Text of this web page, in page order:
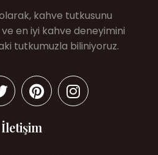
kahve tutkusunu
en iyi kahve deneyimini
tutkumuzla biliniyoruz.
İletişim